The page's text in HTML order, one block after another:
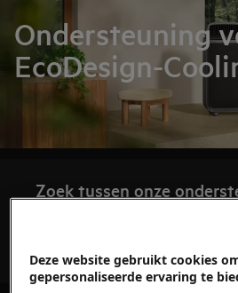
Ondersteuning
EcoDesign-
Zoek tussen onze
Deze website gebruikt cookies
gepersonaliseerde ervaring te